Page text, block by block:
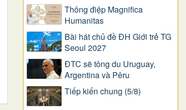
Thông điệp Magnifica
Humanitas
Bài hát chủ đề ĐH Giới trẻ TG
Seoul 2027
ĐTC sẽ tông du Uruguay,
Argentina và Pêru
Tiếp kiến chung (5/8)